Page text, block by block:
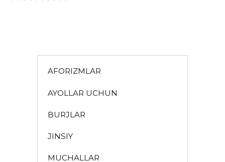
AFORIZMLAR
AYOLLAR UCHUN
BURJLAR
JINSIY
MUCHALLAR